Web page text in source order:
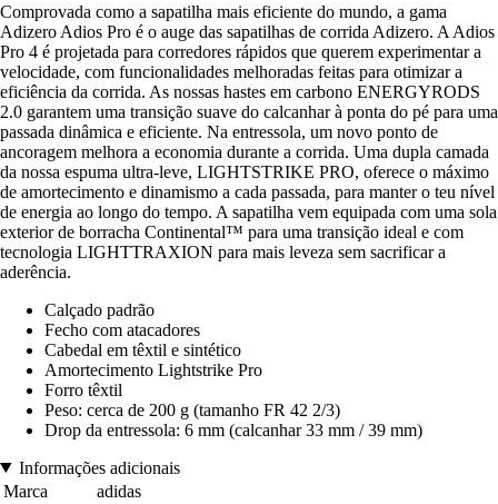
Comprovada como a sapatilha mais eficiente do mundo, a gama
Adizero Adios Pro é o auge das sapatilhas de corrida Adizero. A Adios
Pro 4 é projetada para corredores rápidos que querem experimentar a
velocidade, com funcionalidades melhoradas feitas para otimizar a
eficiência da corrida. As nossas hastes em carbono ENERGYRODS
2.0 garantem uma transição suave do calcanhar à ponta do pé para uma
passada dinâmica e eficiente. Na entressola, um novo ponto de
ancoragem melhora a economia durante a corrida. Uma dupla camada
da nossa espuma ultra-leve, LIGHTSTRIKE PRO, oferece o máximo
de amortecimento e dinamismo a cada passada, para manter o teu nível
de energia ao longo do tempo. A sapatilha vem equipada com uma sola
exterior de borracha Continental™ para uma transição ideal e com
tecnologia LIGHTTRAXION para mais leveza sem sacrificar a
aderência.
Calçado padrão
Fecho com atacadores
Cabedal em têxtil e sintético
Amortecimento Lightstrike Pro
Forro têxtil
Peso: cerca de 200 g (tamanho FR 42 2/3)
Drop da entressola: 6 mm (calcanhar 33 mm / 39 mm)
Informações adicionais
Marca
adidas